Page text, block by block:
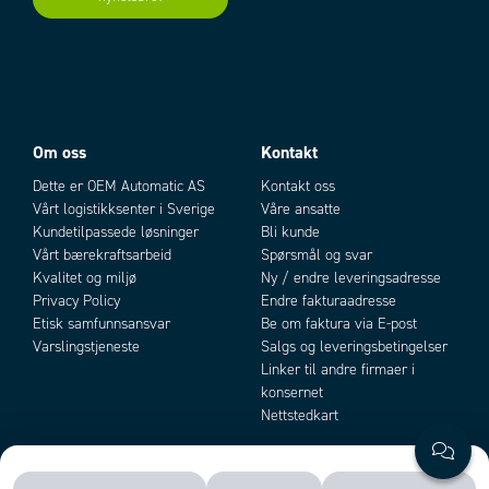
Om oss
Dette er OEM Automatic AS
Vårt logistikksenter i Sverige
Kundetilpassede løsninger
Vårt bærekraftsarbeid
Kvalitet og miljø
Privacy Policy
Etisk samfunnsansvar
Varslingstjeneste
Kontakt
Kontakt oss
Våre ansatte
Bli kunde
Spørsmål og svar
Ny / endre leveringsadresse
Endre fakturaadresse
Be om faktura via E-post
Salgs og leveringsbetingelser
Linker til andre firmaer i
konsernet
Nettstedkart